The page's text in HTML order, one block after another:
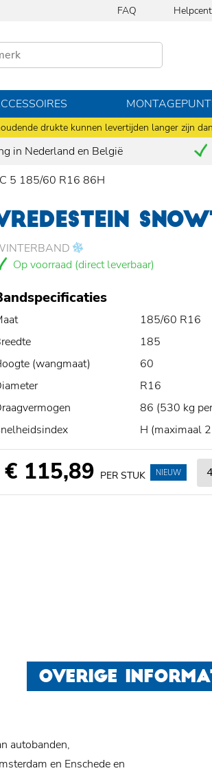
drukte kunnen levertijden langer zijn
FAQ
in Nederland en België
5 185/60 R16 86H
Op voorraad (direct leverbaar)
185/60 R16
185
(wangmaat)
60
R16
86 (530 kg
H (maximaal
€ 115,89 PER STUK NIEUW
OVERIGE
autobanden,
en Enschede en